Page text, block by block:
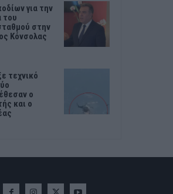
για την
του
στην
Κόνσολας
τεχνικό
ο
και ο